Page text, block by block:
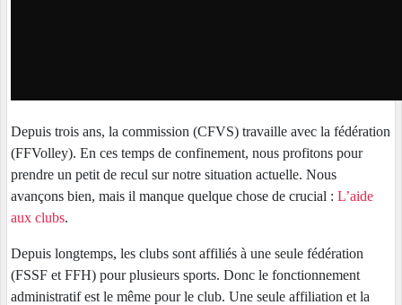
Depuis trois ans, la commission (CFVS) travaille avec la fédération
(FFVolley). En ces temps de confinement, nous profitons pour
prendre un petit de recul sur notre situation actuelle. Nous
avançons bien, mais il manque quelque chose de crucial : L’aide
aux clubs.
Depuis longtemps, les clubs sont affiliés à une seule fédération
(FSSF et FFH) pour plusieurs sports. Donc le fonctionnement
administratif est le même pour le club. Une seule affiliation et la